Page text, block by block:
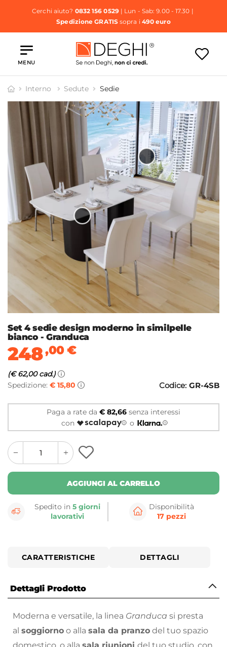
Cerchi aiuto? 0832 156 0529| Lun - Sab: 9.00 - 17.30 |
Spedizione GRATISsopra i 490 euro
MENU
Interno Sedute Sedie
Set 4 sedie design moderno in similpelle
bianco - Granduca
248,00€
(€ 62,00 cad.)
Spedizione: € 15,80 Codice: GR-4SB
Paga a rate da € 82,66 senza interessi
con
o
quantity
button
quantity
minus
button
AGGIUNGI AL CARRELLO
Spedito in5 giorni
lavorativi
Disponibilità
17 pezzi
CARATTERISTICHE DETTAGLI
Dettagli Prodotto
Moderna e versatile, la linea Granduca si presta
al soggiorno o alla sala da pranzo del tuo spazio